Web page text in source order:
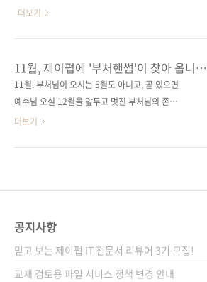
았습니다. 《우리가 사랑한 괘불탱, 마음 챙김 컬
러링 북》은 대형 불화를 가까이에서 감상하고
북입니다. 불교 회화의 아름다움을 손끝으로 느
끼며, 색을 채우는 과정에서 마음의 번뇌를 비우
고 본연의 평온과 행복을 찾아가는 시..
주의 가을 퇴근길은 날아가는 철새 대열을 볼 수
러보시면 어떨까요? 법당의 단청이나 후불화 등
한국의 문화유산도 함께 느껴보시는 시간 되시
길 바라며, 《우리가 사랑한 괘불탱, 마음 챙김
기 1탄에 이어 ... 실오라기 같은 희망을 품고 연
구원을 찾아갔어요. 연구원에 대한 정보는 검색
긴장하..
더보기
11월, 제이펍에 '부처핸썸'이 찾아 옵니다.
(편집후기 1탄 & 펀딩)
11월. 부처님이 오시는 5월도 아니고, 곧 있으면
예수님 오실 12월을 앞두고 멋진 부처님의 존상
을 모은 괘불도 컬러링 북 《우리가 사랑한 괘불
있습니다.어떤 내용을 담고 있는 책인지, 불자도
지 궁금하시면 함께 '아윌팔로힘~' 해보실까요?
★ 이번 출간 전 책 소식은 안물안궁 가상의 인터
더보기
공지사항
믿고 보는 제이펍 IT 전문서 리뷰어 3기 모집!
교재 검토용 파일 서비스 정책 변경 안내